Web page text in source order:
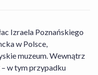
Izraela Poznańskiego
w Polsce,
muzeum. Wewnątrz
w tym przypadku